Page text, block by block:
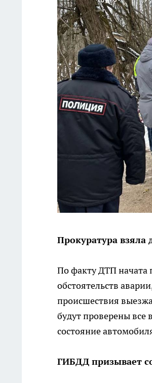
Прокуратура взяла
По факту ДТП начата
обстоятельств
происшествия
будут проверены
состояние
ГИБДД призывает